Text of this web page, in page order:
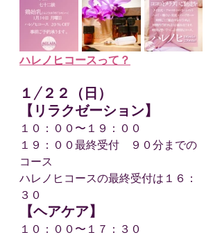
ハレノヒコースって？
１/２２（日）
【リラクゼーション】
１０：００〜１９：００
１９：００最終受付　９０分までの
コース
ハレノヒコースの最終受付は１６：
３０
【ヘアケア】
１０：００〜１７：３０